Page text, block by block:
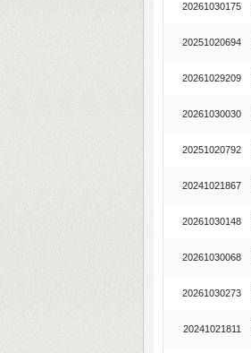
20261030175
20251020694
20261029209
20261030030
20251020792
20241021867
20261030148
20261030068
20261030273
20241021811